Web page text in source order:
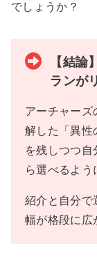
でしょうか？
【結論
ランが
アーチャーズ
解した「異性
を残しつつ
ら選べるよう
紹介と自分で
幅が格段に広